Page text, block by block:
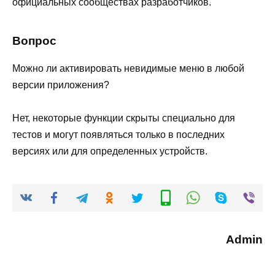
Вопрос
Можно ли активировать невидимые меню в любой
версии приложения?
Нет, некоторые функции скрыты специально для
тестов и могут появляться только в последних
версиях или для определенных устройств.
Admin